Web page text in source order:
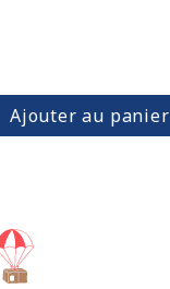
Ajouter au panier